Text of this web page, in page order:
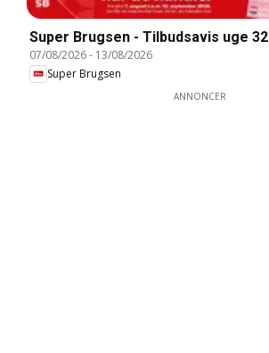
Super Brugsen - Tilbudsavis uge 32
07/08/2026- 13/08/2026
Super Brugsen
ANNONCER